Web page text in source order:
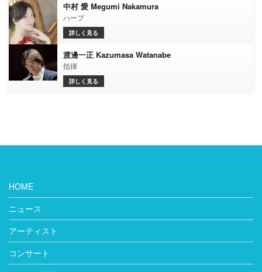
中村 愛 Megumi Nakamura
ハープ
詳しく見る
渡邊一正 Kazumasa Watanabe
指揮
詳しく見る
HOME
ニュース
アーティスト
コンサート